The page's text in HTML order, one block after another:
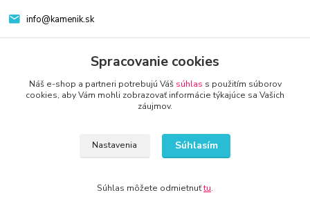
info@kamenik.sk
Eshop-rychlo.sk
Spracovanie cookies
Náš e-shop a partneri potrebujú Váš súhlas s použitím súborov
cookies, aby Vám mohli zobrazovať informácie týkajúce sa Vašich
záujmov.
Nastavenia Súhlasím
Súhlas môžete odmietnuťtu.